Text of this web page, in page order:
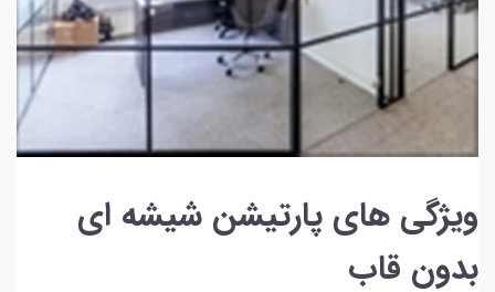
ویژگی های پارتیشن شیشه ای
بدون قاب